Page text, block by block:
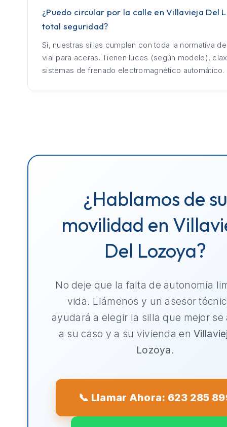
¿Puedo circular por la calle en Villavieja Del
total seguridad?
Sí, nuestras sillas cumplen con toda la normativa
vial para aceras. Tienen luces (según modelo),
sistemas de frenado electromagnético automático.
¿Hablamos de su
movilidad en
Del Lozoya?
No deje que la falta de autonomía
vida. Llámenos y un asesor
ayudará a elegir la silla que mejor se
a su caso y a su vivienda en
Lozoya.
📞 Llamar Ahora: 623 285